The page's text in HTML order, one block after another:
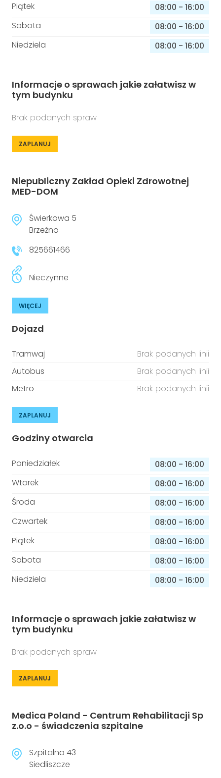
Piątek 08:00 - 16:00
Sobota
08:00 - 16:00
Niedziela
08:00 - 16:00
Informacje o sprawach jakie załatwisz w
tym budynku
Brak podanych spraw
ZAPLANUJ
Niepubliczny Zakład Opieki Zdrowotnej
MED-DOM
Świerkowa 5
Brzeźno
825661466
Nieczynne
WIĘCEJ
Dojazd
Tramwaj
Brak podanych linii
Autobus
Brak podanych linii
Metro
Brak podanych linii
ZAPLANUJ
Godziny otwarcia
Poniedziałek 08:00 - 16:00
Wtorek
08:00 - 16:00
Środa
08:00 - 16:00
Czwartek
08:00 - 16:00
Piątek
08:00 - 16:00
Sobota
08:00 - 16:00
Niedziela
08:00 - 16:00
Informacje o sprawach jakie załatwisz w
tym budynku
Brak podanych spraw
ZAPLANUJ
Medica Poland - Centrum Rehabilitacji Sp
z.o.o - świadczenia szpitalne
Szpitalna 43
Siedliszcze